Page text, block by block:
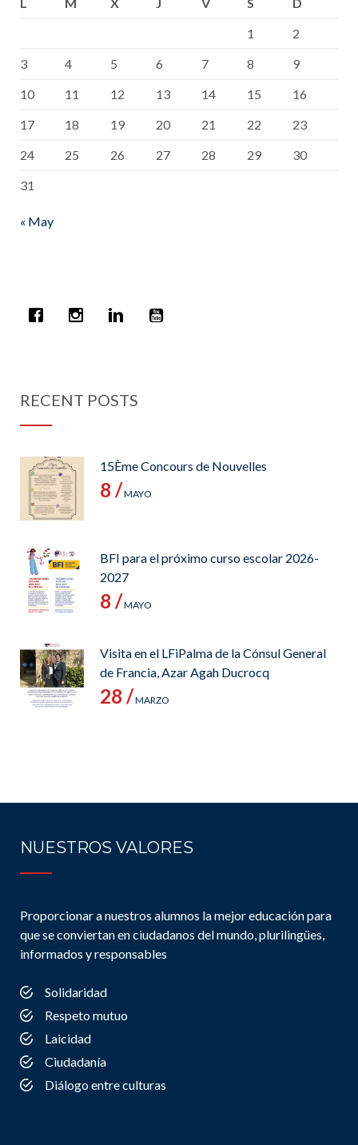
1
2
3
4 5 6 7 8
9
10
11 12 13 14 15
16
17
18 19 20 21 22
23
24
25 26 27 28 29
30
31
« May
RECENT POSTS
15Ème Concours de Nouvelles
8 /MAYO
BFI para el próximo curso escolar 2026-
2027
8 /MAYO
Visita en el LFiPalma de la Cónsul General
de Francia, Azar Agah Ducrocq
28 /MARZO
NUESTROS VALORES
Proporcionar a nuestros alumnos la mejor educación para
que se conviertan en ciudadanos del mundo, plurilingües,
informados y responsables
Solidaridad
Respeto mutuo
Laicidad
Ciudadanía
Diálogo entre culturas